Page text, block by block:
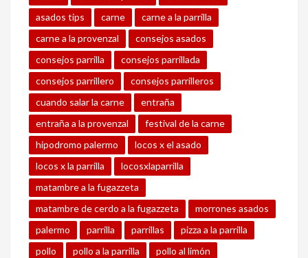
asados tips
carne
carne a la parrilla
carne a la provenzal
consejos asados
consejos parrilla
consejos parrillada
consejos parrillero
consejos parrilleros
cuando salar la carne
entraña
entraña a la provenzal
festival de la carne
hipodromo palermo
locos x el asado
locos x la parrilla
locosxlaparrilla
matambre a la fugazzeta
matambre de cerdo a la fugazzeta
morrones asados
palermo
parrilla parrillas
pizza a la parrilla
pollo
pollo a la parrilla
pollo al limón